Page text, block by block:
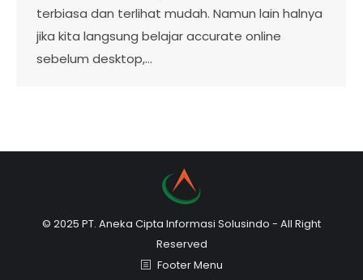
terbiasa dan terlihat mudah. Namun lain halnya
jika kita langsung belajar accurate online
sebelum desktop,…
© 2025 PT. Aneka Cipta Informasi Solusindo - All Right
Reserved
Footer Menu